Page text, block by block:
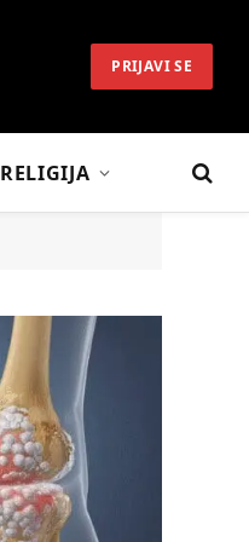
PRIJAVI SE
RELIGIJA